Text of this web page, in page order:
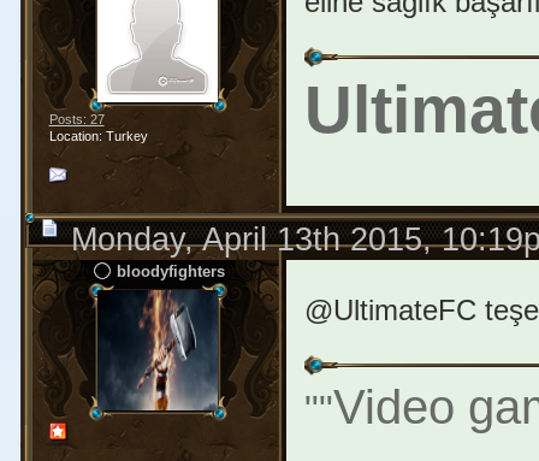
Posts: 27
Location: Turkey
Monday, April 13th 2015,
bloodyfighters
@UltimateFC
""Video